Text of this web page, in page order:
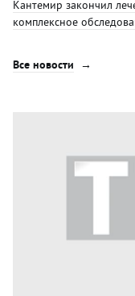
Кантемир закончил
комплексное
Все новости